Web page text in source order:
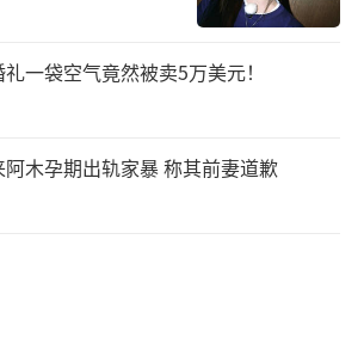
一袋空气竟然被卖5万美元！
木孕期出轨家暴 称其前妻道歉